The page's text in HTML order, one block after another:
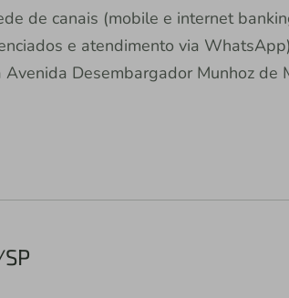
de canais (mobile e internet
e atendimento via
Desembargador Munhoz de